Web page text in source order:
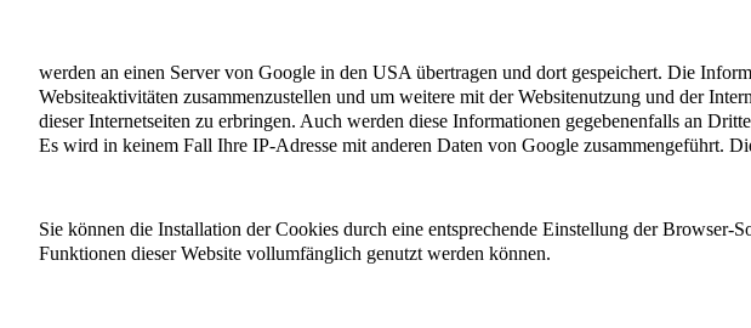
werden an einen Server von Google in den USA übertragen und dort gespeichert. Die
Websiteaktivitäten zusammenzustellen und um weitere mit der Websitenutzung und der
dieser Internetseiten zu erbringen. Auch werden diese Informationen gegebenenfalls an
Es wird in keinem Fall Ihre IP-Adresse mit anderen Daten von Google zusammengeführt.
Sie können die Installation der Cookies durch eine entsprechende Einstellung der
Funktionen dieser Website vollumfänglich genutzt werden können.